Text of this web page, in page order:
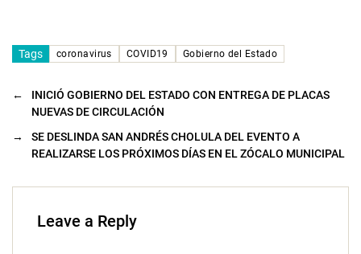
Tags coronavirus COVID19 Gobierno del Estado
←
INICIÓ GOBIERNO DEL ESTADO CON ENTREGA DE PLACAS
NUEVAS DE CIRCULACIÓN
→
SE DESLINDA SAN ANDRÉS CHOLULA DEL EVENTO A
REALIZARSE LOS PRÓXIMOS DÍAS EN EL ZÓCALO MUNICIPAL
Leave a Reply